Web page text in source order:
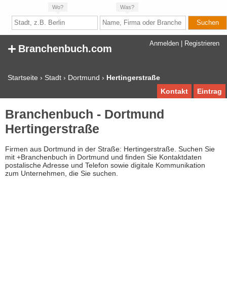
Wo? Was?
Anmelden Registrieren
+ Branchenbuch.com
Startseite › Stadt › Dortmund › Hertingerstraße
Eintrag
Kontakt
Branchenbuch - Dortmund
Hertingerstraße
Firmen aus Dortmund in der Straße: Hertingerstraße. Suchen Sie
mit +Branchenbuch in Dortmund und finden Sie Kontaktdaten
postalische Adresse und Telefon sowie digitale Kommunikation
zum Unternehmen, die Sie suchen.